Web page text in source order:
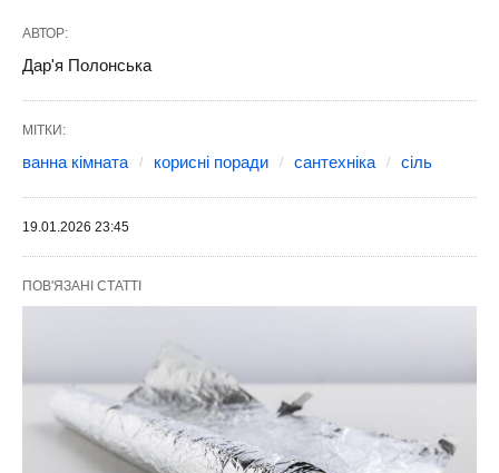
АВТОР:
Дар'я Полонська
МІТКИ:
ванна кімната корисні поради сантехніка сіль
19.01.2026 23:45
ПОВ'ЯЗАНІ СТАТТІ